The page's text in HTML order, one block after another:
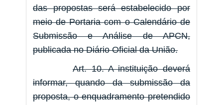
das propostas será estabelecido por
meio de Portaria com o Calendário de
Submissão e Análise de APCN,
publicada no Diário Oficial da União.
Art. 10. A instituição deverá
informar, quando da submissão da
proposta, o enquadramento pretendido